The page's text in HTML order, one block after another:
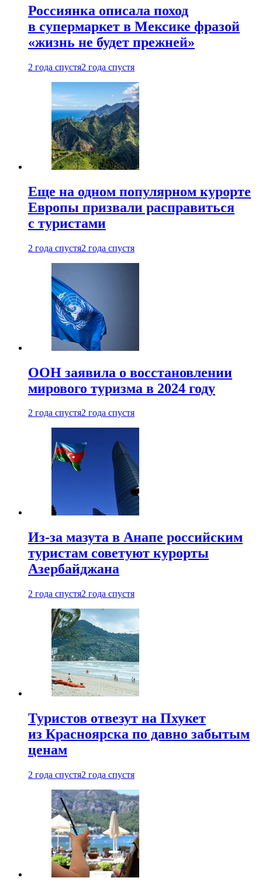
Россиянка описала поход
в супермаркет в Мексике фразой
«жизнь не будет прежней»
2 года спустя2 года спустя
Еще на одном популярном курорте
Европы призвали расправиться
с туристами
2 года спустя2 года спустя
ООН заявила о восстановлении
мирового туризма в 2024 году
2 года спустя2 года спустя
Из-за мазута в Анапе российским
туристам советуют курорты
Азербайджана
2 года спустя2 года спустя
Туристов отвезут на Пхукет
из Красноярска по давно забытым
ценам
2 года спустя2 года спустя